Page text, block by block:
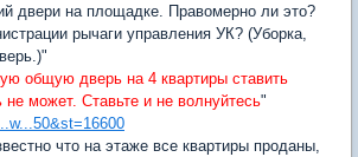
двери на площадке. Правомерно ли это?
рычаги управления УК? (Уборка,
общую дверь на 4 квартиры ставить
может. Ставьте и не волнуйтесь"
что на этаже все квартиры проданы,